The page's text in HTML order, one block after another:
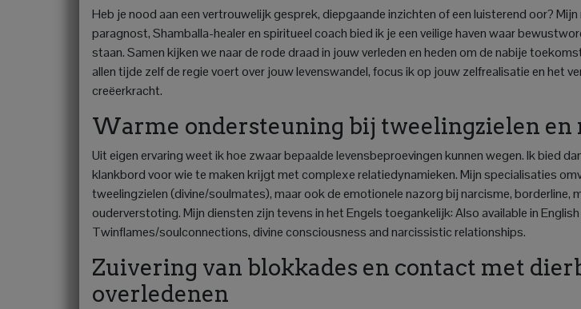
Heb je nood aan een vertrouwelijk gesprek, diepgaande inzichten of een luisterend oor?
paragnost, Shamballa-healer en spiritueel coach bied ik je een veilige haven waar
staan. Samen kijken we naar de rode draad in jouw verleden en heden om de nabije
allen tijde zelf de regie voert over jouw levenswandel, focus ik op jouw zelfrealisatie en het
creëerkracht.
Warme ondersteuning bij tweelingzielen en
Uit eigen ervaring weet ik hoe zwaar bepaalde levensbeproevingen kunnen wegen. Ik bied
klankbord voor wie te maken krijgt met complexe relatiedynamieken. Mijn specialisaties
tweelingzielen (divine/soulmates), maar ook de emotionele nazorg bij narcisme, borderline,
ouderverstoting. Mijn diensten zijn tevens in het Engels toegankelijk:Also available in
Twinflames/soulconnections, divine consciousness and narcissistic relationships.
Zuivering van blokkades en contact met
overledenen